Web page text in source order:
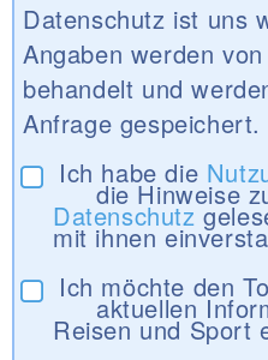
Datenschutz ist uns
Angaben werden
behandelt und
Anfrage gespeichert.
Ich habe die
die Hinweise
Datenschutz
mit ihnen
Ich möchte den
aktuellen
Reisen und Sport